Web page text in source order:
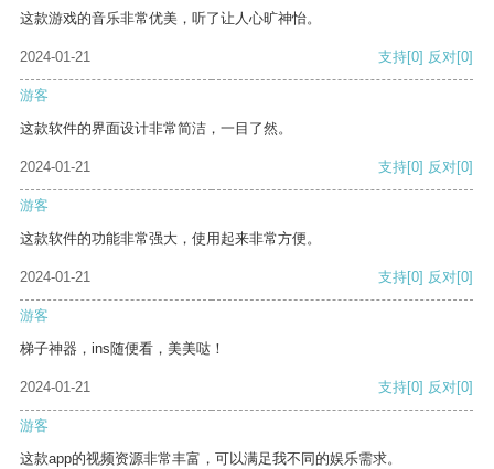
这款游戏的音乐非常优美，听了让人心旷神怡。
2024-01-21 支持[0] 反对[0]
游客
这款软件的界面设计非常简洁，一目了然。
2024-01-21 支持[0] 反对[0]
游客
这款软件的功能非常强大，使用起来非常方便。
2024-01-21 支持[0] 反对[0]
游客
梯子神器，ins随便看，美美哒！
2024-01-21 支持[0] 反对[0]
游客
这款app的视频资源非常丰富，可以满足我不同的娱乐需求。